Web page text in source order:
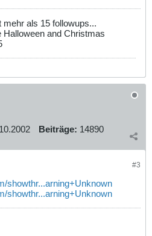
als 15 followups...
and Christmas
Beiträge: 14890
#3
showthr...arning+Unknown
showthr...arning+Unknown